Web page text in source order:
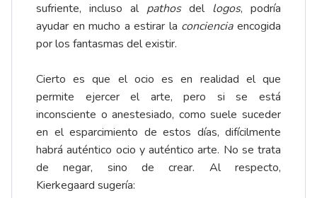
sufriente, incluso al pathosdel logos, podría
ayudar en mucho a estirar la concienciaencogida
por los fantasmas del existir.
Cierto es que el ocio es en realidad el que
permite ejercer el arte, pero si se está
inconsciente o anestesiado, como suele suceder
en el esparcimiento de estos días, difícilmente
habrá auténtico ocio y auténtico arte. No se trata
de negar, sino de crear. Al respecto,
Kierkegaard sugería: